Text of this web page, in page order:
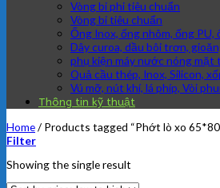
Vòng bi phi tiêu chuẩn
Vòng bi tiêu chuẩn
Ống Inox, ống nhôm, ống PU,
Dây curoa, dầu bôi trơn,
phụ kiện máy nước nóng mặt
Quả cầu thép, Inox, Silicon,
Vú mỡ, nút khí, lá phíp, Vòi
Thông tin kỹ thuật
Home/ Products tagged “Phớt lò xo
Filter
Showing the single result